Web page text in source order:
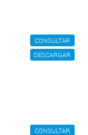
CONSULTAR
DESCARGAR
CONSULTAR